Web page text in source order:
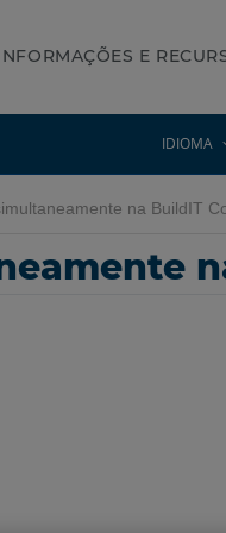
E
IDIOMA
na BuildIT